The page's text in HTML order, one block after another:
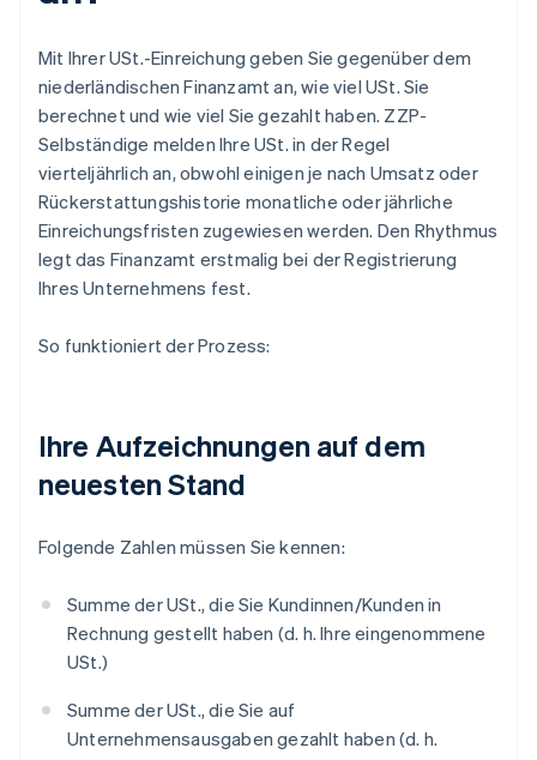
Mit Ihrer USt.-Einreichung geben Sie gegenüber dem
niederländischen Finanzamt an, wie viel USt. Sie
berechnet und wie viel Sie gezahlt haben. ZZP-
Selbständige melden Ihre USt. in der Regel
vierteljährlich an, obwohl einigen je nach Umsatz oder
Rückerstattungshistorie monatliche oder jährliche
Einreichungsfristen zugewiesen werden. Den Rhythmus
legt das Finanzamt erstmalig bei der Registrierung
Ihres Unternehmens fest.
So funktioniert der Prozess:
Ihre Aufzeichnungen auf dem
neuesten Stand
Folgende Zahlen müssen Sie kennen:
Summe der USt., die Sie Kundinnen/Kunden in
Rechnung gestellt haben (d. h. Ihre eingenommene
USt.)
Summe der USt., die Sie auf
Unternehmensausgaben gezahlt haben (d. h.